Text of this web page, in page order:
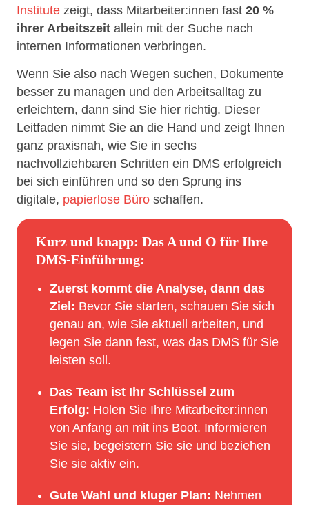
Institute zeigt, dass Mitarbeiter:innen fast 20 %
ihrer Arbeitszeit allein mit der Suche nach
internen Informationen verbringen.
Wenn Sie also nach Wegen suchen, Dokumente
besser zu managen und den Arbeitsalltag zu
erleichtern, dann sind Sie hier richtig. Dieser
Leitfaden nimmt Sie an die Hand und zeigt Ihnen
ganz praxisnah, wie Sie in sechs
nachvollziehbaren Schritten ein DMS erfolgreich
bei sich einführen und so den Sprung ins
digitale, papierlose Büro schaffen.
Kurz und knapp: Das A und O für Ihre
DMS-Einführung:
Zuerst kommt die Analyse, dann das
Ziel: Bevor Sie starten, schauen Sie sich
genau an, wie Sie aktuell arbeiten, und
legen Sie dann fest, was das DMS für Sie
leisten soll.
Das Team ist Ihr Schlüssel zum
Erfolg: Holen Sie Ihre Mitarbeiter:innen
von Anfang an mit ins Boot. Informieren
Sie sie, begeistern Sie sie und beziehen
Sie sie aktiv ein.
Gute Wahl und kluger Plan: Nehmen